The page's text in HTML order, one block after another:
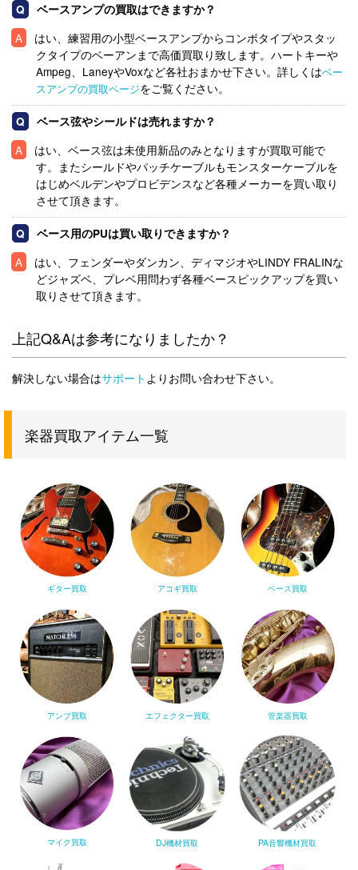
ベースアンプの買取はできますか？
はい、練習用の小型ベースアンプからコンボタイプやスタッ
クタイプのベーアンまで高価買取り致します。ハートキーや
Ampeg、LaneyやVoxなど各社おまかせ下さい。詳しくはベー
スアンプの買取ページをご覧ください。
ベース弦やシールドは売れますか？
はい、ベース弦は未使用新品のみとなりますが買取可能で
す。またシールドやパッチケーブルもモンスターケーブルを
はじめベルデンやプロビデンスなど各種メーカーを買い取り
させて頂きます。
ベース用のPUは買い取りできますか？
はい、フェンダーやダンカン、ディマジオやLINDY FRALINな
どジャズベ、プレベ用問わず各種ベースピックアップを買い
取りさせて頂きます。
上記Q&Aは参考になりましたか？
解決しない場合はサポート よりお問い合わせ下さい。
楽器買取アイテム一覧
ギター買取 アコギ買取 ベース買取
アンプ買取 エフェクター買取 管楽器買取
マイク買取 DJ機材買取 PA音響機材買取